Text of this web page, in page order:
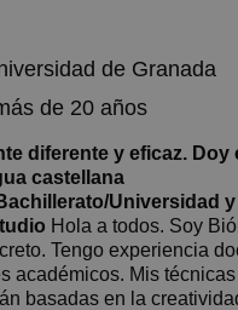
de Granada
de 20 años
y eficaz. Doy clases de
castellana
Universidad
Hola a todos. Soy Bióloga,
Tengo experiencia
académicos. Mis
basadas en la